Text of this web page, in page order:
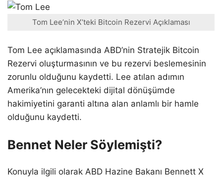
Tom Lee’nin X’teki Bitcoin Rezervi Açıklaması
Tom Lee açıklamasında ABD’nin Stratejik Bitcoin
Rezervi oluşturmasının ve bu rezervi beslemesinin
zorunlu olduğunu kaydetti. Lee atılan adımın
Amerika’nın gelecekteki dijital dönüşümde
hakimiyetini garanti altına alan anlamlı bir hamle
olduğunu kaydetti.
Bennet Neler Söylemişti?
Konuyla ilgili olarak ABD Hazine Bakanı Bennett X